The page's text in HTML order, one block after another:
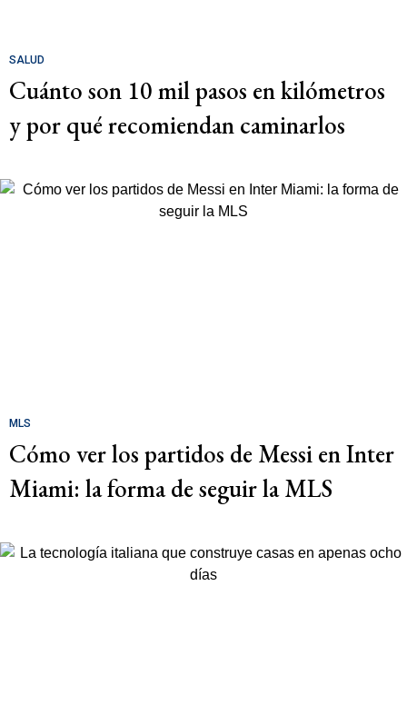
SALUD
Cuánto son 10 mil pasos en kilómetros
y por qué recomiendan caminarlos
MLS
Cómo ver los partidos de Messi en Inter
Miami: la forma de seguir la MLS